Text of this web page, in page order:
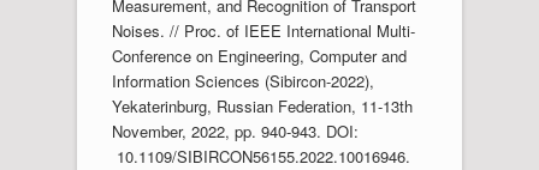
Measurement, and Recognition of Transport
Noises. // Proc. of IEEE International Multi-
Conference on Engineering, Computer and
Information Sciences (Sibircon-2022),
Yekaterinburg, Russian Federation, 11-13th
November, 2022, pp. 940-943. DOI:
10.1109/SIBIRCON56155.2022.10016946.